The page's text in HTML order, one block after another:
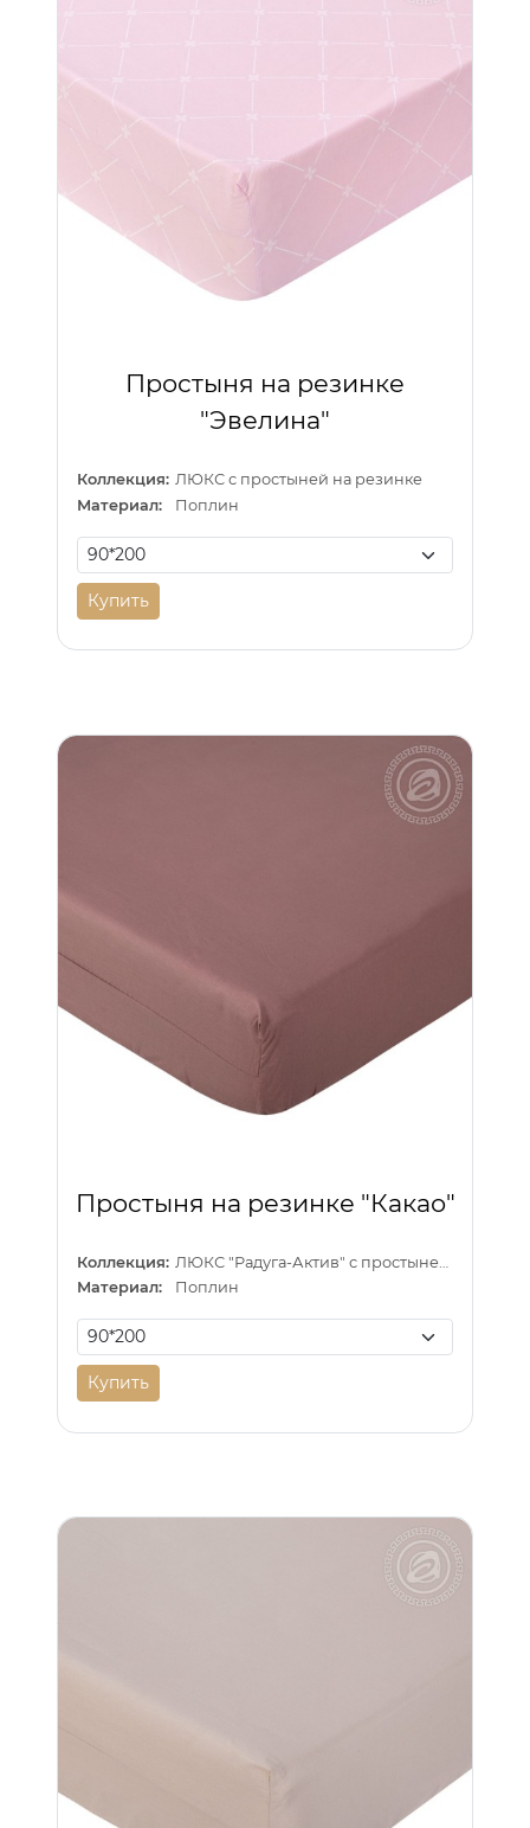
Простыня на резинке
"Эвелина"
Коллекция: ЛЮКС с простыней на резинке
Материал:
Поплин
Купить
Простыня на резинке "Какао"
Коллекция:
Материал:
Поплин
Купить